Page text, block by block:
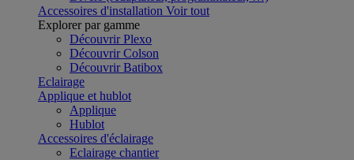
Accessoires d'installation Voir tout
Explorer par gamme
Découvrir Plexo
Découvrir Colson
Découvrir Batibox
Eclairage
Applique et hublot
Applique
Hublot
Accessoires d'éclairage
Eclairage chantier